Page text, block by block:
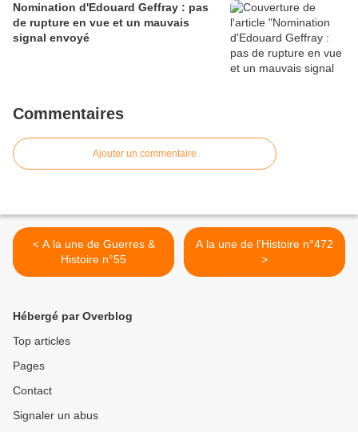
Nomination d'Edouard Geffray : pas
de rupture en vue et un mauvais
signal envoyé
Commentaires
Ajouter un commentaire
< A la une de Guerres &
Histoire n°55
A la une de l'Histoire n°472
>
Hébergé par Overblog
Top articles
Pages
Contact
Signaler un abus